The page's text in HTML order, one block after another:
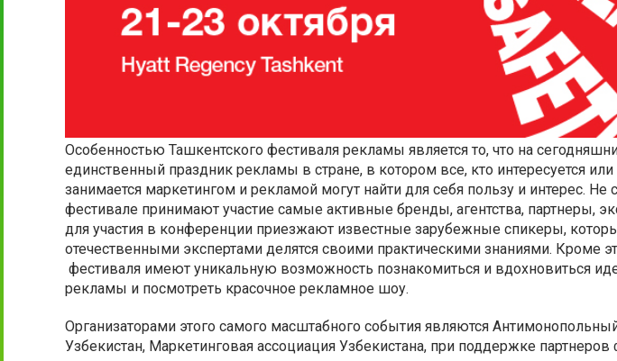
Особенностью Ташкентского фестиваля рекламы является то, что на
единственный праздник рекламы в стране, в котором все, кто интересуется
занимается маркетингом и рекламой могут найти для себя пользу и интерес. Не
фестивале принимают участие самые активные бренды, агентства, партнеры,
для участия в конференции приезжают известные зарубежные спикеры,
отечественными экспертами делятся своими практическими знаниями. Кроме
фестиваля имеют уникальную возможность познакомиться и вдохновиться
рекламы и посмотреть красочное рекламное шоу.
Организаторами этого самого масштабного события являются
Узбекистан, Маркетинговая ассоциация Узбекистана, при поддержке партнеров